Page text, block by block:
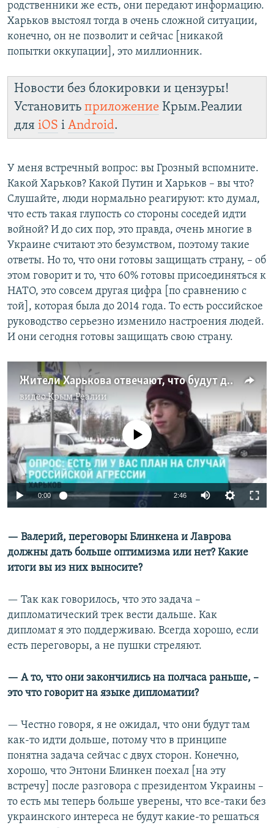
родственники же есть, они передают информацию.
Харьков выстоял тогда в очень сложной ситуации,
конечно, он не позволит и сейчас [никакой
попытки оккупации], это миллионник.
Новости без блокировки и цензуры!
Установить приложение Крым.Реалии
для iOS і Android.
У меня встречный вопрос: вы Грозный вспомните.
Какой Харьков? Какой Путин и Харьков – вы что?
Слушайте, люди нормально реагируют: кто думал,
что есть такая глупость со стороны соседей идти
войной? И до сих пор, это правда, очень многие в
Украине считают это безумством, поэтому такие
ответы. Но то, что они готовы защищать страну, – об
этом говорит и то, что 60% готовы присоединяться к
НАТО, это совсем другая цифра [по сравнению с
той], которая была до 2014 года. То есть российское
руководство серьезно изменило настроения людей.
И они сегодня готовы защищать свою страну.
Жители Харькова отвечают, что будут делать в случае российской агрессии
видеоКрым.Реалии
Auto 240p 360p 480p
No media source currently available
0:00 2:46 Auto
360p
480p
— Валерий, переговоры Блинкена и Лаврова
должны дать больше оптимизма или нет? Какие
итоги вы из них выносите?
— Так как говорилось, что это задача –
дипломатический трек вести дальше. Как
дипломат я это поддерживаю. Всегда хорошо, если
есть переговоры, а не пушки стреляют.
— А то, что они закончились на полчаса раньше, –
это что говорит на языке дипломатии?
— Честно говоря, я не ожидал, что они будут там
как-то идти дольше, потому что в принципе
понятна задача сейчас с двух сторон. Конечно,
хорошо, что Энтони Блинкен поехал [на эту
встречу] после разговора с президентом Украины –
то есть мы теперь больше уверены, что все-таки без
украинского интереса не будут какие-то решаться